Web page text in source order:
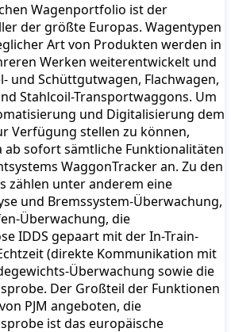
Wagenportfolio ist der
der größte Europas. Wagentypen
Art von Produkten werden in
Werken weiterentwickelt und
und Schüttgutwagen, Flachwagen,
Stahlcoil-Transportwaggons. Um
und Digitalisierung dem
Verfügung stellen zu können,
ab sofort sämtliche Funktionalitäten
WaggonTracker an. Zu den
zählen unter anderem eine
und Bremssystem-Überwachung,
Überwachung, die
IDDS gepaart mit der In-Train-
(direkte Kommunikation mit
Überwachung sowie die
Der Großteil der Funktionen
PJM angeboten, die
ist das europäische